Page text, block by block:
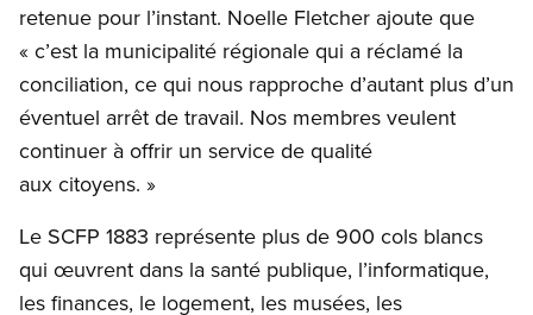
retenue pour l’instant. Noelle Fletcher ajoute que
« c’est la municipalité régionale qui a réclamé la
conciliation, ce qui nous rapproche d’autant plus d’un
éventuel arrêt de travail. Nos membres veulent
continuer à offrir un service de qualité
aux citoyens. »
Le SCFP 1883 représente plus de 900 cols blancs
qui œuvrent dans la santé publique, l’informatique,
les finances, le logement, les musées, les